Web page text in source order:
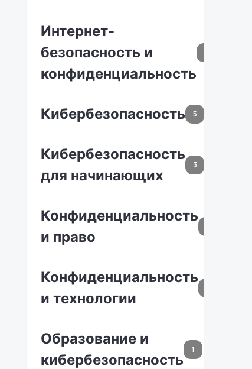
Интернет-
безопасность и
конфиденциальность
Кибербезопасность 5
Кибербезопасность
для начинающих
3
Конфиденциальность
и право
Конфиденциальность
и технологии
Образование и
кибербезопасность
1